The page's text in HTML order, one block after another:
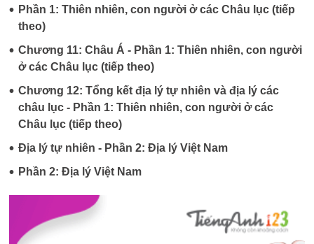
• Phần 1: Thiên nhiên, con người ở các Châu lục (tiếp
theo)
• Chương 11: Châu Á - Phần 1: Thiên nhiên, con người
ở các Châu lục (tiếp theo)
• Chương 12: Tổng kết địa lý tự nhiên và địa lý các
châu lục - Phần 1: Thiên nhiên, con người ở các
Châu lục (tiếp theo)
• Địa lý tự nhiên - Phần 2: Địa lý Việt Nam
• Phần 2: Địa lý Việt Nam